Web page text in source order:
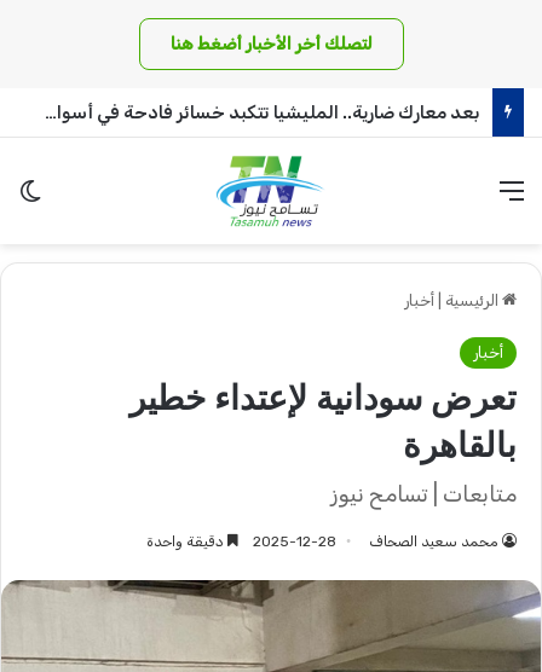
لتصلك أخر الأخبار أضغط هنا
بعد معارك ضارية.. المليشيا تتكبد خسائر فادحة في أسوار بئر سليبة بغرب دافور
القائمة
الرئيسية أخبار
أخبار
تعرض سودانية لإعتداء خطير
بالقاهرة
متابعات | تسامح نيوز
محمد سعيد الصحاف 2025-12-28 دقيقة واحدة